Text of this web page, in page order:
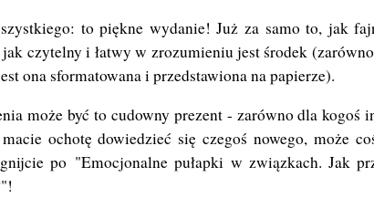
to piękne wydanie! Już za samo to, jak
jak czytelny i łatwy w zrozumieniu jest środek
ona sformatowana i przedstawiona na papierze).
może być to cudowny prezent - zarówno dla kogoś
ochotę dowiedzieć się czegoś nowego, może
po "Emocjonalne pułapki w związkach. Jak